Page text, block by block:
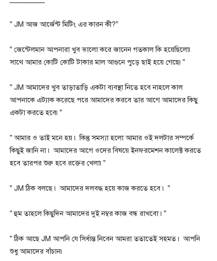
” JM আজ আর্জেন্ট মিটিং এর কারন কী?”
” জেন্টেলমান আপনারা খুব ভালো করে জানেন গতকাল কি হয়েছিলো৷
সাথে আমার কোটি কোটি টাকার মাল আগুনে পুড়ে ছাই হয়ে গেছে৷”
” JM আমাদের খুব তাড়াতাড়ি একটা ব্যবস্থা নিতে হবে নাহলে কাল
আপনাকে এট্যাক করেছে পরে আমাদের করবে তার আগে আমাদের কিছু
একটা করতে হবে৷”
” আমার ও তাই মনে হয় ৷ কিন্তু সমস্যা হলো আমার ওই দলটার সম্পর্কে
কিছুই জানি না ৷ আমাদের আগে ওদের বিষয়ে ইনফরমেশন কালেক্ট করতে
হবে তারপর শুরু হবে রক্তের খেলা৷”
” JM ঠিক বলছে ৷ আমাদের দলবদ্ধ হয়ে কাজ করতে হবে ৷ ”
” হুম তাহলে কিছুদিন আমাদের দুই নম্বর কাজ বন্ধ রাখবো ৷”
” ঠিক আছে JM আপনি যে সির্ধান্ত নিবেন আমরা ততাতেই সহমত ৷ আপনি
শুধু আমাদের বাঁচান৷